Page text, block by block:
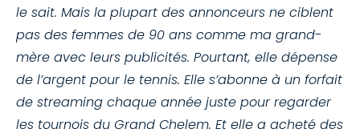
le sait. Mais la plupart des annonceurs ne ciblent
pas des femmes de 90 ans comme ma grand-
mère avec leurs publicités. Pourtant, elle dépense
de l’argent pour le tennis. Elle s’abonne à un forfait
de streaming chaque année juste pour regarder
les tournois du Grand Chelem. Et elle a acheté des